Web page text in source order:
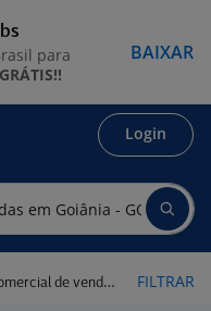
Login
em Goiânia - GO FILTRAR
para
GRÁTIS!!
BAIXAR